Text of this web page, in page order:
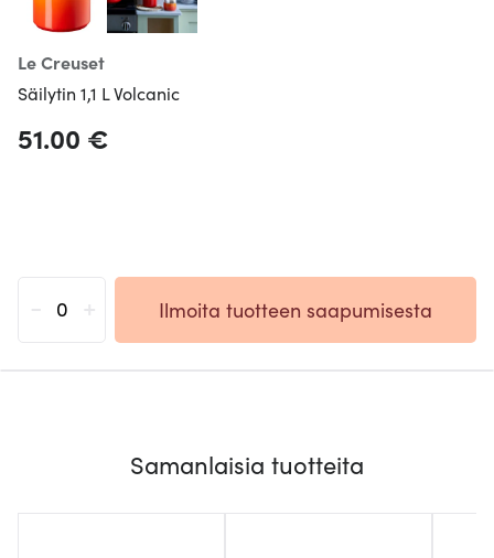
Le Creuset
Säilytin 1,1 L Volcanic
51.00 €
Ilmoita tuotteen saapumisesta
Samanlaisia tuotteita